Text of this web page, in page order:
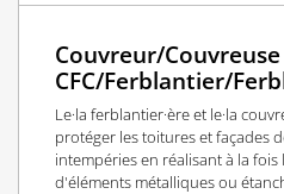
Couvreur/Couvreuse
CFC/Ferblantier/
Le·la ferblantier·ère et le·la
protéger les toitures et façades
intempéries en réalisant à la
d'éléments métalliques ou